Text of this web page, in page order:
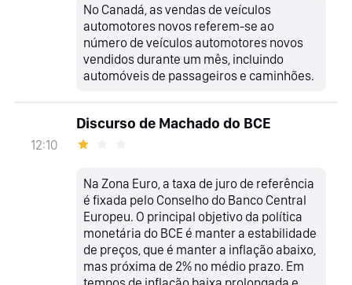
No Canadá, as vendas de veículos
automotores novos referem-se ao
número de veículos automotores novos
vendidos durante um mês, incluindo
automóveis de passageiros e caminhões.
12:10
Discurso de Machado do BCE
Na Zona Euro, a taxa de juro de referência
é fixada pelo Conselho do Banco Central
Europeu. O principal objetivo da política
monetária do BCE é manter a estabilidade
de preços, que é manter a inflação abaixo,
mas próxima de 2% no médio prazo. Em